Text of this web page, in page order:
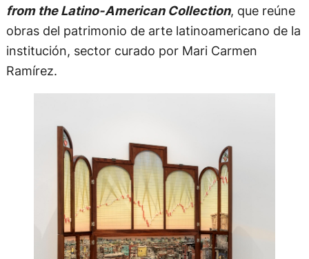
from the Latino-American Collection, que reúne
obras del patrimonio de arte latinoamericano de la
institución, sector curado por Mari Carmen
Ramírez.